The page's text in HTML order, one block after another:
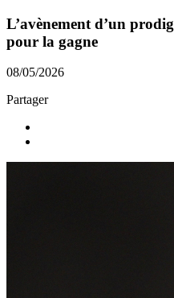
L’avènement d’un
pour la gagne
08/05/2026
Partager